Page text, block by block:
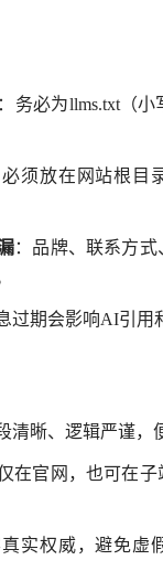
：务必为llms.txt（
必须放在网站根目
：品牌、联系方
过期会影响AI引用
清晰、逻辑严谨，
在官网，也可在
真实权威，避免虚